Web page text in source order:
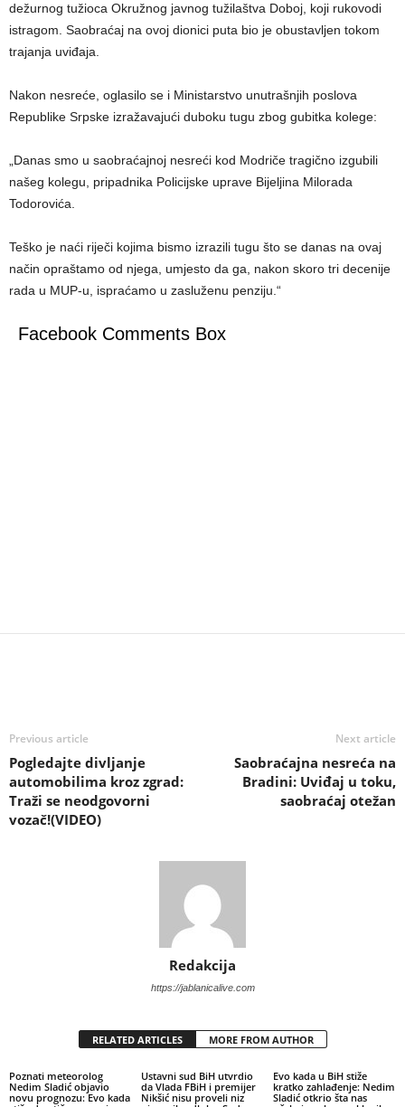
dežurnog tužioca Okružnog javnog tužilaštva Doboj, koji rukovodi
istragom. Saobraćaj na ovoj dionici puta bio je obustavljen tokom
trajanja uviđaja.
Nakon nesreće, oglasilo se i Ministarstvo unutrašnjih poslova
Republike Srpske izražavajući duboku tugu zbog gubitka kolege:
„Danas smo u saobraćajnoj nesreći kod Modriče tragično izgubili
našeg kolegu, pripadnika Policijske uprave Bijeljina Milorada
Todorovića.
Teško je naći riječi kojima bismo izrazili tugu što se danas na ovaj
način opraštamo od njega, umjesto da ga, nakon skoro tri decenije
rada u MUP-u, ispraćamo u zasluženu penziju.“
Facebook Comments Box
Previous article
Pogledajte divljanje
automobilima kroz zgrad:
Traži se neodgovorni
vozač!(VIDEO)
Next article
Saobraćajna nesreća na
Bradini: Uviđaj u toku,
saobraćaj otežan
Redakcija
https://jablanicalive.com
RELATED ARTICLES MORE FROM AUTHOR
Poznati meteorolog
Nedim Sladić objavio
novu prognozu: Evo kada
Ustavni sud BiH utvrdio
da Vlada FBiH i premijer
Nikšić nisu proveli niz
Evo kada u BiH stiže
kratko zahlađenje: Nedim
Sladić otkrio šta nas